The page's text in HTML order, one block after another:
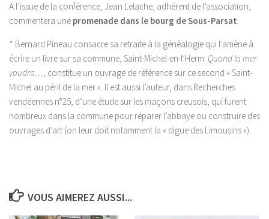
A l’issue de la conférence, Jean Lelache, adhérent de l’association,
commentera une promenade dans le bourg de Sous-Parsat.
* Bernard Pineau consacre sa retraite à la généalogie qui l’amène à
écrire un livre sur sa commune, Saint-Michel-en-l’Herm. Quand la mer
voudra…, constitue un ouvrage de référence sur ce second « Saint-
Michel au péril de la mer ». Il est aussi l’auteur, dans Recherches
vendéennes n°25, d’une étude sur les maçons creusois, qui furent
nombreux dans la commune pour réparer l’abbaye ou construire des
ouvrages d’art (on leur doit notamment la « digue des Limousins »).
VOUS AIMEREZ AUSSI...